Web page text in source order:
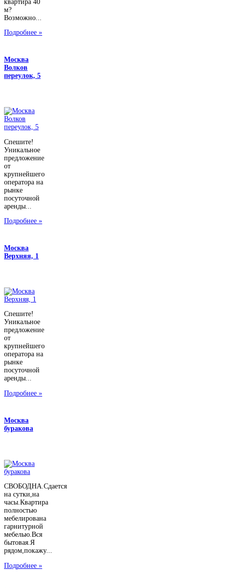
квартира 40
м?
Возможно...
Подробнее »
Москва
Волков
переулок, 5
Спешите!
Уникальное
предложение
от
крупнейшего
оператора на
рынке
посуточной
аренды...
Подробнее »
Москва
Верхняя, 1
Спешите!
Уникальное
предложение
от
крупнейшего
оператора на
рынке
посуточной
аренды...
Подробнее »
Москва
буракова
СВОБОДНА.Сдается
на сутки,на
часы.Квартира
полностью
мебелирована
гарнитурной
мебелью.Вся
бытовая.Я
рядом,покажу...
Подробнее »